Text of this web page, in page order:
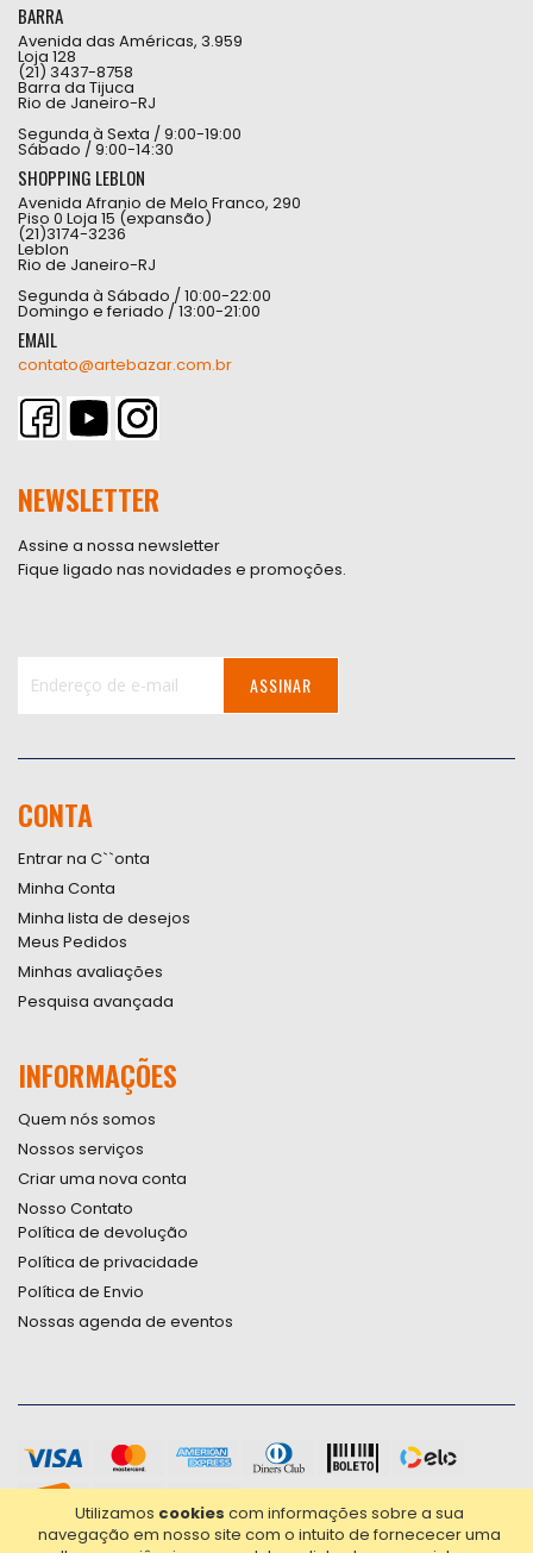
Utilizamos cookies com informações sobre a sua
navegação em nosso site com o intuito de fornececer uma
BARRA
Avenida das Américas, 3.959
Loja 128
(21) 3437-8758
Barra da Tijuca
Rio de Janeiro-RJ
Segunda à Sexta / 9:00-19:00
Sábado / 9:00-14:30
SHOPPING LEBLON
Avenida Afranio de Melo Franco, 290
Piso 0 Loja 15 (expansão)
(21)3174-3236
Leblon
Rio de Janeiro-RJ
Segunda à Sábado / 10:00-22:00
Domingo e feriado / 13:00-21:00
EMAIL
contato@artebazar.com.br
NEWSLETTER
Assine a nossa newsletter
Fique ligado nas novidades e promoções.
Newsletter:
ASSINAR
CONTA
Entrar na C``onta
Minha Conta
Minha lista de desejos
Meus Pedidos
Minhas avaliações
Pesquisa avançada
INFORMAÇÕES
Quem nós somos
Nossos serviços
Criar uma nova conta
Nosso Contato
Política de devolução
Política de privacidade
Política de Envio
Nossas agenda de eventos